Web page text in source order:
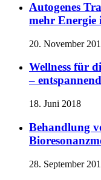
Autogenes
mehr Energie
20. November
Wellness für
–
18. Juni 2018
Behandlung
28. September